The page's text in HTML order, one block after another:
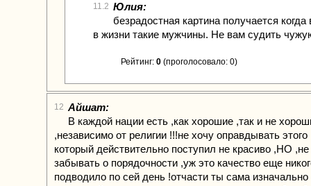
11.2 Юлия:
безрадостная картина получается когда
в жизни такие мужчины. Не вам судить
Рейтинг: 0 (проголосовало: 0)
12 Айшат:
В каждой нации есть ,как хорошие ,так и не
,независимо от религии !!!не хочу оправдывать
который действительно поступил не красиво ,НО ,не
забывать о порядочности ,уж это качество еще
подводило по сей день !отчасти ты сама